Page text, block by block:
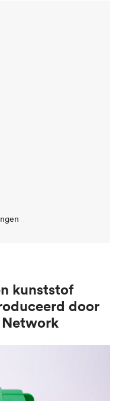
kunststof
door